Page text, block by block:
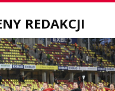
REDAKCJI